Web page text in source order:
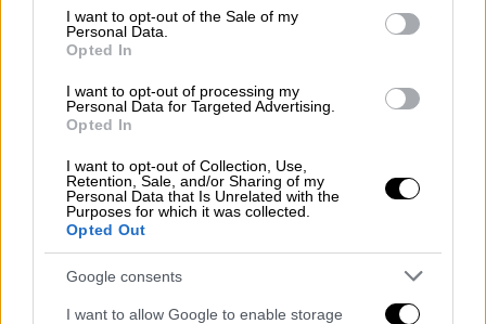
consent section.
I want to opt-out of the Sale of my
Personal Data.
Opted In
I want to opt-out of processing my
Personal Data for Targeted Advertising.
Opted In
I want to opt-out of Collection, Use,
Retention, Sale, and/or Sharing of my
Personal Data that Is Unrelated with the
Purposes for which it was collected.
Opted Out
Google consents
I want to allow Google to enable storage
Συνταγές|22.09.2023 08:10
Για κρασί και παρέα - Αρνίσια
κεφτεδάκια με πουρέ καρότου, πατάτας,
καπνιστού τυριού